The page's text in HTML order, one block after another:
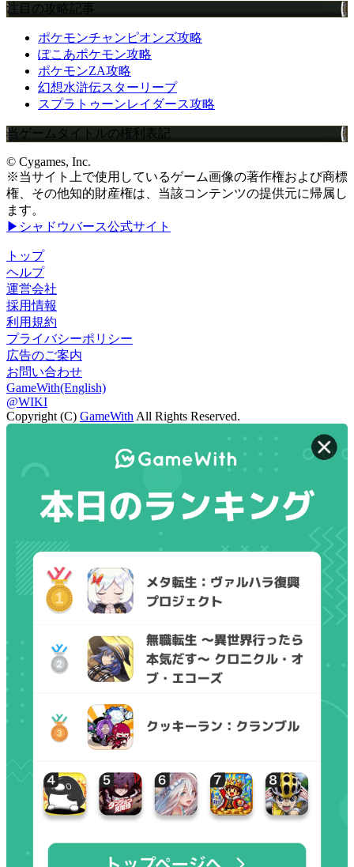
注目の攻略記事
ポケモンチャンピオンズ攻略
ぽこあポケモン攻略
ポケモンZA攻略
幻想水滸伝スターリープ
スプラトゥーンレイダース攻略
当ゲームタイトルの権利表記
© Cygames, Inc.
※当サイト上で使用しているゲーム画像の著作権および商標
権、その他知的財産権は、当該コンテンツの提供元に帰属し
ます。
▶シャドウバース公式サイト
トップ
ヘルプ
運営会社
採用情報
利用規約
プライバシーポリシー
広告のご案内
お問い合わせ
GameWith(English)
@WIKI
Copyright (C) GameWith All Rights Reserved.